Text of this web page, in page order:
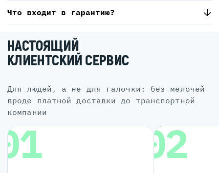
Что входит в гарантию?
НАСТОЯЩИЙ
КЛИЕНТСКИЙ СЕРВИС
для людей, а не для галочки: без мелочей
вроде платной доставки до транспортной
компании
02